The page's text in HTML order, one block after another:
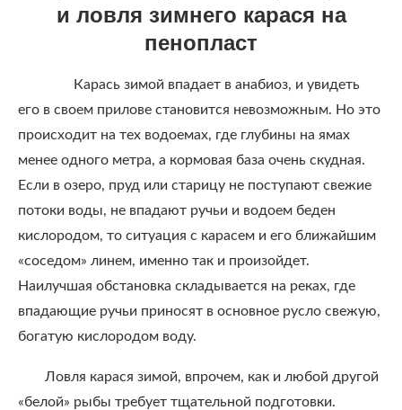
и ловля зимнего карася на
пенопласт
Карась зимой впадает в анабиоз, и увидеть
его в своем прилове становится невозможным. Но это
происходит на тех водоемах, где глубины на ямах
менее одного метра, а кормовая база очень скудная.
Если в озеро, пруд или старицу не поступают свежие
потоки воды, не впадают ручьи и водоем беден
кислородом, то ситуация с карасем и его ближайшим
«соседом» линем, именно так и произойдет.
Наилучшая обстановка складывается на реках, где
впадающие ручьи приносят в основное русло свежую,
богатую кислородом воду.
Ловля карася зимой, впрочем, как и любой другой
«белой» рыбы требует тщательной подготовки.